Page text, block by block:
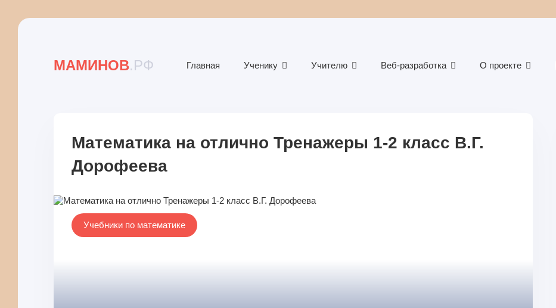
МАМИНОВ.РФ Главная Ученику Учителю Веб-разработка О проекте
Математика на отлично Тренажеры 1-2 класс В.Г.
Дорофеева
Учебники по математике